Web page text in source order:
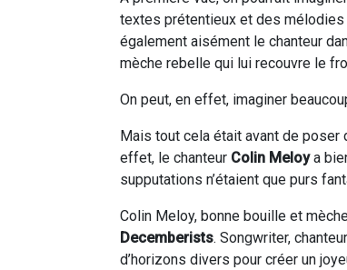
textes prétentieux et des mélodies
également aisément le chanteur
mèche rebelle qui lui recouvre le
On peut, en effet, imaginer
Mais tout cela était avant de poser
effet, le chanteur Colin Meloya
supputations n’étaient que purs
Colin Meloy, bonne bouille et
Decemberists. Songwriter,
d’horizons divers pour créer un